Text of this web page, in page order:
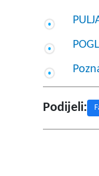
Podijeli: